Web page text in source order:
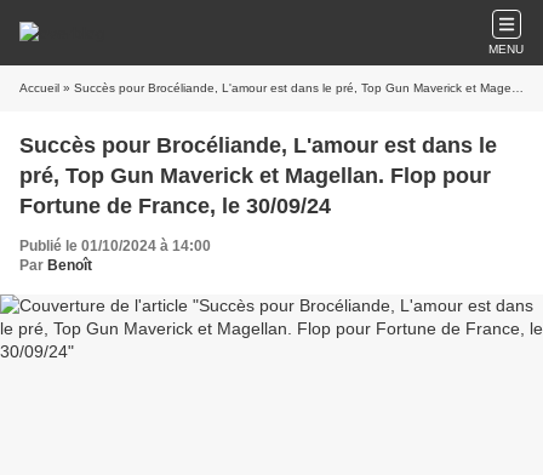
MENU
Accueil » Succès pour Brocéliande, L'amour est dans le pré, Top Gun Maverick et Magellan. Flop pour Fortune de France, le 30/09/24
Succès pour Brocéliande, L'amour est dans le
pré, Top Gun Maverick et Magellan. Flop pour
Fortune de France, le 30/09/24
Publié le 01/10/2024 à 14:00
Par Benoît